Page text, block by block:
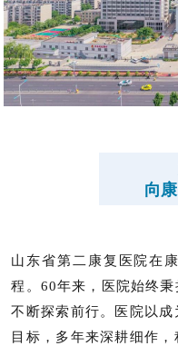
向
山东省第二康复医院在
程。60年来，医院始终
不断探索前行。医院以
目标，多年来深耕细作